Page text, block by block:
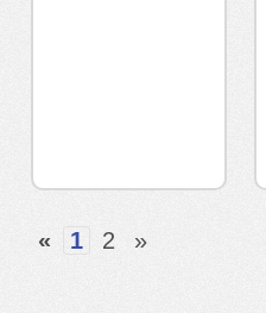
« 1 2 »